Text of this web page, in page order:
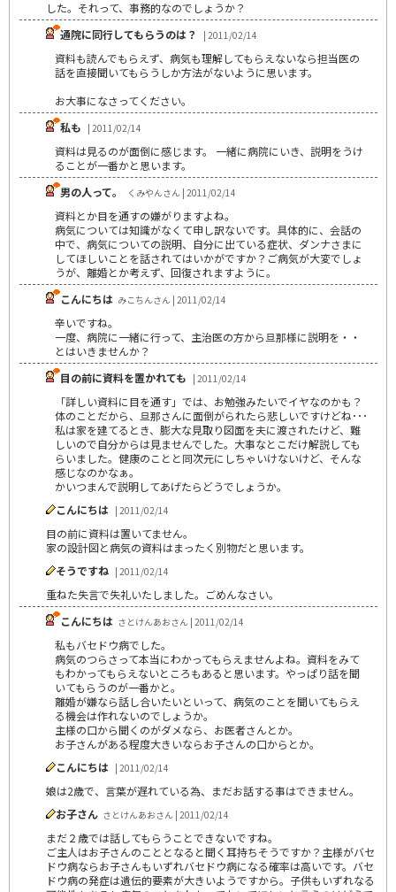
した。それって、事務的なのでしょうか？
通院に同行してもらうのは？
| 2011/02/14
資料も読んでもらえず、病気も理解してもらえないなら担当医の
話を直接聞いてもらうしか方法がないように思います。
お大事になさってください。
私も | 2011/02/14
資料は見るのが面倒に感じます。 一緒に病院にいき、説明をうけ
ることが一番かと思います。
男の人って。
くみやんさん | 2011/02/14
資料とか目を通すの嫌がりますよね。
病気については知識がなくて申し訳ないです。具体的に、会話の
中で、病気についての説明、自分に出ている症状、ダンナさまに
してほしいことを話されてはいかがですか？ご病気が大変でしょ
うが、離婚とか考えず、回復されますように。
こんにちは みこちんさん | 2011/02/14
辛いですね。
一度、病院に一緒に行って、主治医の方から旦那様に説明を・・
とはいきませんか？
目の前に資料を置かれても | 2011/02/14
「詳しい資料に目を通す」では、お勉強みたいでイヤなのかも？
体のことだから、旦那さんに面倒がられたら悲しいですけどね･･･
私は家を建てるとき、膨大な見取り図面を夫に渡されたけど、難
しいので自分からは見ませんでした。大事なとこだけ解説しても
らいました。健康のことと同次元にしちゃいけないけど、そんな
感じなのかなぁ。
かいつまんで説明してあげたらどうでしょうか。
こんにちは | 2011/02/14
目の前に資料は置いてません。
家の設計図と病気の資料はまったく別物だと思います。
そうですね | 2011/02/14
重ねた失言で失礼いたしました。ごめんなさい。
こんにちは さとけんあおさん | 2011/02/14
私もバセドウ病でした。
病気のつらさって本当にわかってもらえませんよね。資料をみて
もわかってもらえないところもあると思います。やっぱり話を聞
いてもらうのが一番かと。
離婚が嫌なら話し合いたいといって、病気のことを聞いてもらえ
る機会は作れないのでしょうか。
主様の口から聞くのがダメなら、お医者さんとか。
お子さんがある程度大きいならお子さんの口からとか。
こんにちは | 2011/02/14
娘は2歳で、言葉が遅れている為、まだお話する事はできません。
お子さん さとけんあおさん | 2011/02/14
まだ２歳では話してもらうことできないですね。
ご主人はお子さんのこととなると聞く耳持ちそうですか？主様がバセ
ドウ病ならお子さんもいずれバセドウ病になる確率は高いです。バセ
ドウ病の発症は遺伝的要素が大きいようですから。子供もいずれなる